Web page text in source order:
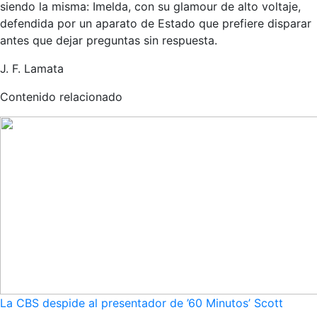
siendo la misma: Imelda, con su glamour de alto voltaje,
defendida por un aparato de Estado que prefiere disparar
antes que dejar preguntas sin respuesta.
J. F. Lamata
Contenido relacionado
La CBS despide al presentador de ’60 Minutos’ Scott